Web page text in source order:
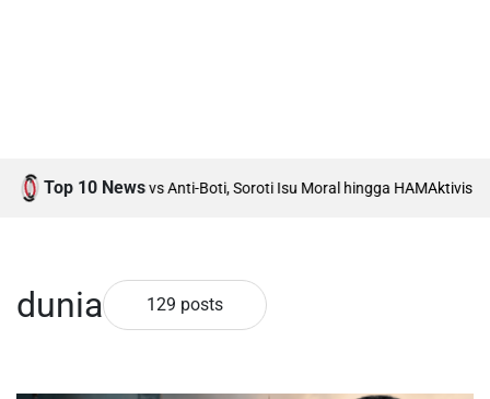
Top 10 News
Debat Boti vs Anti-Boti, Soroti Isu Moral hingga HAM Aktivis Islam
dunia 129 posts